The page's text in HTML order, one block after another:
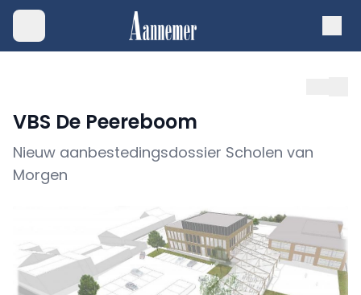
VBS De Peereboom
Nieuw aanbestedingsdossier Scholen van
Morgen